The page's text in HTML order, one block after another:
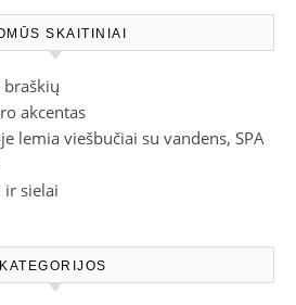
SKAITINIAI
braškių
akcentas
lemia viešbučiai su vandens, SPA
ir sielai
KATEGORIJOS